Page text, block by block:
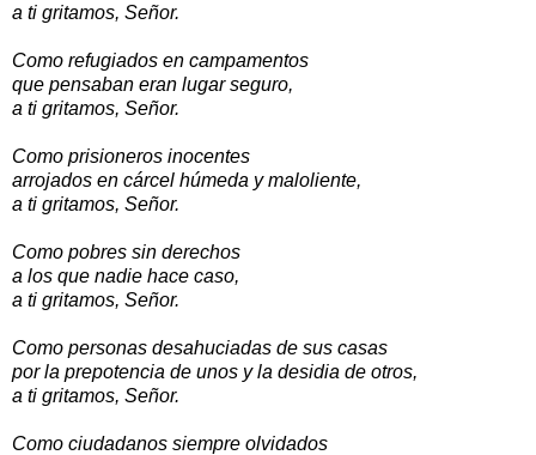
a ti gritamos, Señor.
Como refugiados en campamentos
que pensaban eran lugar seguro,
a ti gritamos, Señor.
Como prisioneros inocentes
arrojados en cárcel húmeda y maloliente,
a ti gritamos, Señor.
Como pobres sin derechos
a los que nadie hace caso,
a ti gritamos, Señor.
Como personas desahuciadas de sus casas
por la prepotencia de unos y la desidia de otros,
a ti gritamos, Señor.
Como ciudadanos siempre olvidados